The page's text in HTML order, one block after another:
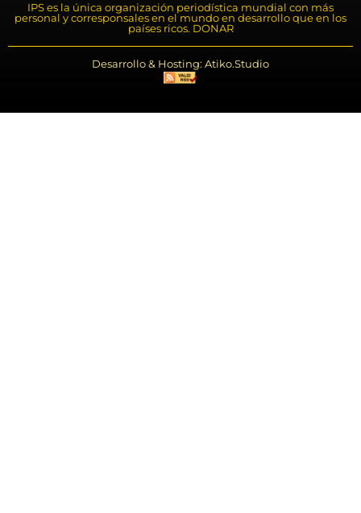
IPS es la única organización periodística mundial con más
personal y corresponsales en el mundo en desarrollo que en los
países ricos. DONAR
Desarrollo & Hosting: Atiko.Studio